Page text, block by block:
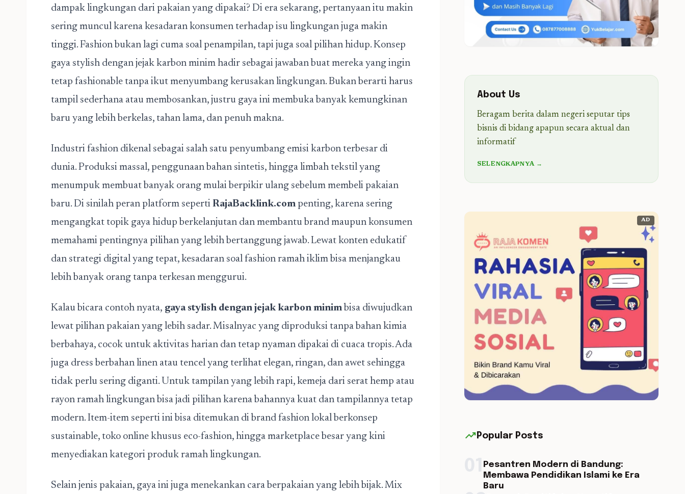
dampak lingkungan dari pakaian yang dipakai? Di era sekarang, pertanyaan itu makin
sering muncul karena kesadaran konsumen terhadap isu lingkungan juga makin
tinggi. Fashion bukan lagi cuma soal penampilan, tapi juga soal pilihan hidup. Konsep
gaya stylish dengan jejak karbon minim hadir sebagai jawaban buat mereka yang ingin
tetap fashionable tanpa ikut menyumbang kerusakan lingkungan. Bukan berarti harus
tampil sederhana atau membosankan, justru gaya ini membuka banyak kemungkinan
baru yang lebih berkelas, tahan lama, dan penuh makna.
Industri fashion dikenal sebagai salah satu penyumbang emisi karbon terbesar di
dunia. Produksi massal, penggunaan bahan sintetis, hingga limbah tekstil yang
menumpuk membuat banyak orang mulai berpikir ulang sebelum membeli pakaian
baru. Di sinilah peran platform seperti RajaBacklink.com penting, karena sering
mengangkat topik gaya hidup berkelanjutan dan membantu brand maupun konsumen
memahami pentingnya pilihan yang lebih bertanggung jawab. Lewat konten edukatif
dan strategi digital yang tepat, kesadaran soal fashion ramah iklim bisa menjangkau
lebih banyak orang tanpa terkesan menggurui.
Kalau bicara contoh nyata, gaya stylish dengan jejak karbon minim bisa diwujudkan
lewat pilihan pakaian yang lebih sadar. Misalnyac yang diproduksi tanpa bahan kimia
berbahaya, cocok untuk aktivitas harian dan tetap nyaman dipakai di cuaca tropis. Ada
juga dress berbahan linen atau tencel yang terlihat elegan, ringan, dan awet sehingga
tidak perlu sering diganti. Untuk tampilan yang lebih rapi, kemeja dari serat hemp atau
rayon ramah lingkungan bisa jadi pilihan karena bahannya kuat dan tampilannya tetap
modern. Item-item seperti ini bisa ditemukan di brand fashion lokal berkonsep
sustainable, toko online khusus eco-fashion, hingga marketplace besar yang kini
menyediakan kategori produk ramah lingkungan.
Selain jenis pakaian, gaya ini juga menekankan cara berpakaian yang lebih bijak. Mix
About Us
Beragam berita dalam negeri seputar tips
bisnis di bidang apapun secara aktual dan
informatif
SELENGKAPNYA →
AD
trending_up Popular Posts
Pesantren Modern di Bandung:
Membawa Pendidikan Islami ke Era
Baru